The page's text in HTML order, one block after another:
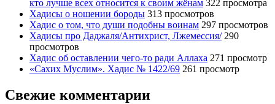
кто лучше всех относится к своим жёнам 322 просмотра
Хадисы о ношении бороды 313 просмотров
Хадис о том, что души подобны воинам 297 просмотров
Хадисы про Даджаля/Антихрист, Лжемессия/ 290
просмотров
Хадис об оставлении чего-то ради Аллаха 271 просмотр
«Сахих Муслим». Хадис № 1422/69 261 просмотр
Свежие комментарии